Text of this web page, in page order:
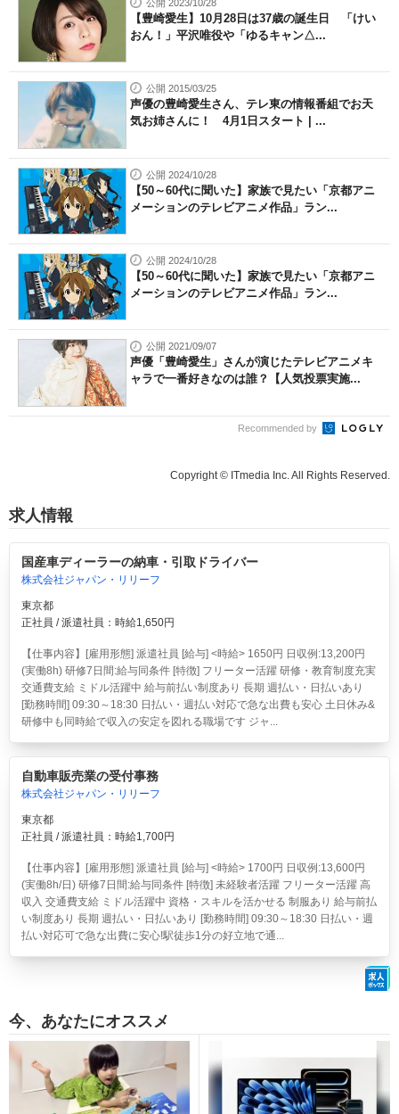
公開 2023/10/28
【豊崎愛生】10月28日は37歳の誕生日 「けい
おん！」平沢唯役や「ゆるキャン△...
公開 2015/03/25
声優の豊崎愛生さん、テレ東の情報番組でお天
気お姉さんに！ 4月1日スタート | ...
公開 2024/10/28
【50～60代に聞いた】家族で見たい「京都アニ
メーションのテレビアニメ作品」ラン...
公開 2024/10/28
【50～60代に聞いた】家族で見たい「京都アニ
メーションのテレビアニメ作品」ラン...
公開 2021/09/07
声優「豊崎愛生」さんが演じたテレビアニメキ
ャラで一番好きなのは誰？【人気投票実施...
Recommended by
Copyright © ITmedia Inc. All Rights Reserved.
求人情報
国産車ディーラーの納車・引取ドライバー
株式会社ジャパン・リリーフ
東京都
正社員 / 派遣社員：時給1,650円
【仕事内容】[雇用形態] 派遣社員 [給与] <時給> 1650円 日収例:13,200円
(実働8h) 研修7日間:給与同条件 [特徴] フリーター活躍 研修・教育制度充実
交通費支給 ミドル活躍中 給与前払い制度あり 長期 週払い・日払いあり
[勤務時間] 09:30～18:30 日払い・週払い対応で急な出費も安心 土日休み&
研修中も同時給で収入の安定を図れる職場です ジャ...
自動車販売業の受付事務
株式会社ジャパン・リリーフ
東京都
正社員 / 派遣社員：時給1,700円
【仕事内容】[雇用形態] 派遣社員 [給与] <時給> 1700円 日収例:13,600円
(実働8h/日) 研修7日間:給与同条件 [特徴] 未経験者活躍 フリーター活躍 高
収入 交通費支給 ミドル活躍中 資格・スキルを活かせる 制服あり 給与前払
い制度あり 長期 週払い・日払いあり [勤務時間] 09:30～18:30 日払い・週
払い対応可で急な出費に安心!駅徒歩1分の好立地で通...
今、あなたにオススメ